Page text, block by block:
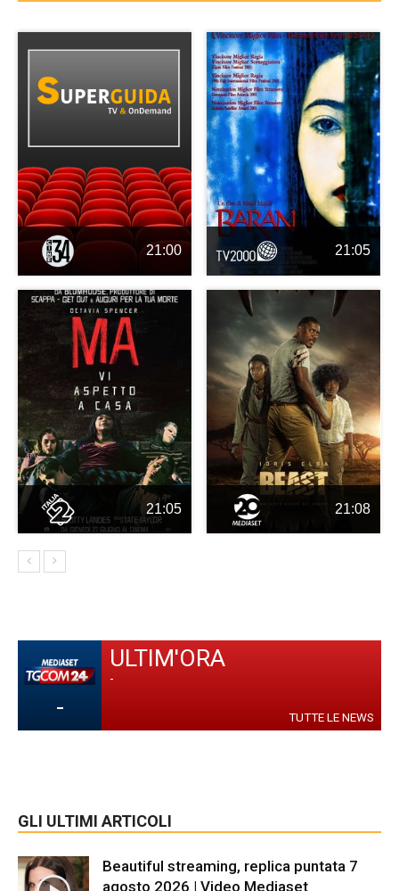
21:00 21:05
21:05 21:08
-
ULTIM'ORA
-
TUTTE LE NEWS
GLI ULTIMI ARTICOLI
Beautiful streaming, replica puntata 7
agosto 2026 | Video Mediaset